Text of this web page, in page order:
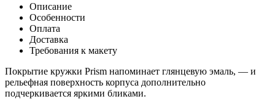
Описание
Особенности
Оплата
Доставка
Требования к макету
Покрытие кружки Prism напоминает глянцевую эмаль, — и
рельефная поверхность корпуса дополнительно
подчеркивается яркими бликами.